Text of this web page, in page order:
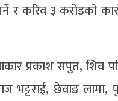
करिव ३ करोडको
प्रकाश सपुत, शिव
भट्टराई, छेवाङ